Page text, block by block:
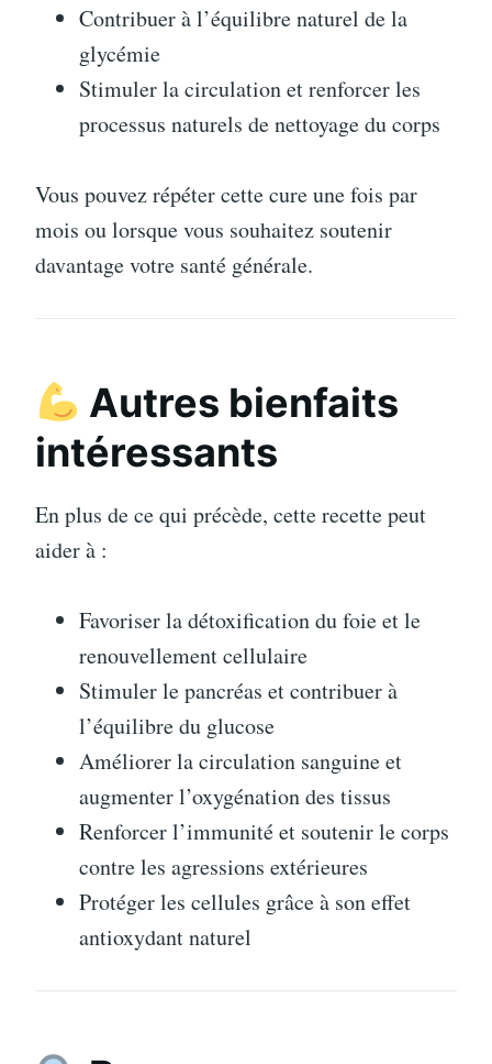
Contribuer à l’équilibre naturel de la
glycémie
Stimuler la circulation et renforcer les
processus naturels de nettoyage du corps
Vous pouvez répéter cette cure une fois par
mois ou lorsque vous souhaitez soutenir
davantage votre santé générale.
Autres bienfaits
intéressants
En plus de ce qui précède, cette recette peut
aider à :
Favoriser la détoxification du foie et le
renouvellement cellulaire
Stimuler le pancréas et contribuer à
l’équilibre du glucose
Améliorer la circulation sanguine et
augmenter l’oxygénation des tissus
Renforcer l’immunité et soutenir le corps
contre les agressions extérieures
Protéger les cellules grâce à son effet
antioxydant naturel